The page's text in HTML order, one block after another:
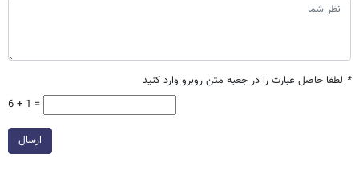
* لطفا حاصل عبارت را در جعبه متن روبرو وارد کنید
6 + 1 =
ارسال